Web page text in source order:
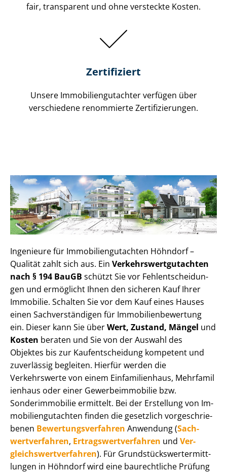
fair, transparent und ohne versteckte Kosten.
Zertifiziert
Unsere Immobilien­gutachter verfügen über
verschiedene renommierte Zer­ti­fi­zie­run­gen.
Ingenieure für Im­mo­bi­li­en­gut­ach­ten Höhndorf –
Qualität zahlt sich aus. Ein Ver­kehrs­wert­gut­ach­ten
nach § 194 BauGB schützt Sie vor Fehl­ent­schei­dun­
gen und ermöglicht Ihnen den sicheren Kauf Ihrer
Immobilie. Schalten Sie vor dem Kauf eines Hauses
einen Sach­ver­stän­di­gen für Im­mo­bi­li­en­be­wer­tung
ein. Dieser kann Sie überWert, Zustand, Mängel und
Kosten beraten und Sie von der Auswahl des
Objektes bis zur Kauf­ent­schei­dung kompetent und
zuverlässig begleiten. Hierfür werden die
Verkehrswerte von einem Einfamilienhaus, Mehr­fa­mi­l
i­en­haus oder einer Ge­wer­be­im­mo­bi­lie bzw.
Sonderimmobilie ermittelt. Bei der Erstellung von Im­
mo­bi­li­en­gut­ach­ten finden die gesetzlich vor­ge­schrie­
be­nen Be­wer­tungs­ver­fah­ren Anwendung (Sach­
wert­ver­fah­ren, Er­trags­wert­ver­fah­ren und Ver­
gleichs­wert­ver­fah­ren). Für Grund­stücks­wert­ermitt­
lun­gen in Höhndorf wird eine baurechtliche Prüfung